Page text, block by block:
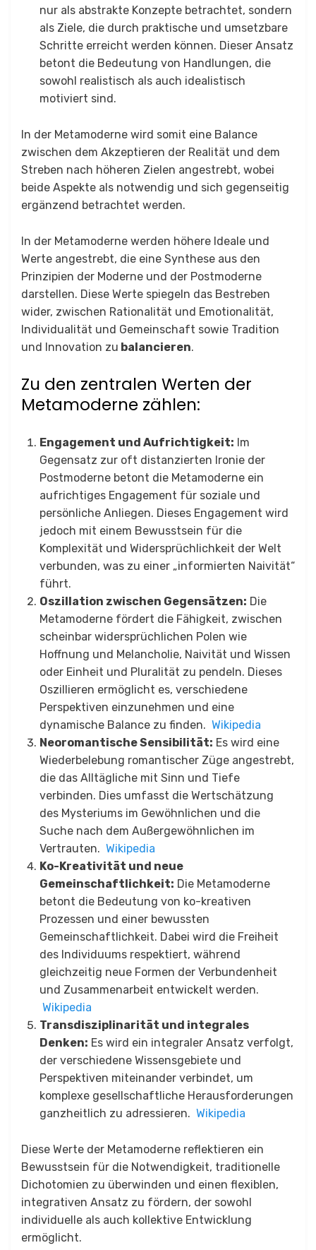
nur als abstrakte Konzepte betrachtet, sondern
als Ziele, die durch praktische und umsetzbare
Schritte erreicht werden können. Dieser Ansatz
betont die Bedeutung von Handlungen, die
sowohl realistisch als auch idealistisch
motiviert sind.
In der Metamoderne wird somit eine Balance
zwischen dem Akzeptieren der Realität und dem
Streben nach höheren Zielen angestrebt, wobei
beide Aspekte als notwendig und sich gegenseitig
ergänzend betrachtet werden.
In der Metamoderne werden höhere Ideale und
Werte angestrebt, die eine Synthese aus den
Prinzipien der Moderne und der Postmoderne
darstellen. Diese Werte spiegeln das Bestreben
wider, zwischen Rationalität und Emotionalität,
Individualität und Gemeinschaft sowie Tradition
und Innovation zu balancieren.
Zu den zentralen Werten der
Metamoderne zählen:​
Engagement und Aufrichtigkeit: Im
Gegensatz zur oft distanzierten Ironie der
Postmoderne betont die Metamoderne ein
aufrichtiges Engagement für soziale und
persönliche Anliegen. Dieses Engagement wird
jedoch mit einem Bewusstsein für die
Komplexität und Widersprüchlichkeit der Welt
verbunden, was zu einer „informierten Naivität“
führt.
Oszillation zwischen Gegensätzen: Die
Metamoderne fördert die Fähigkeit, zwischen
scheinbar widersprüchlichen Polen wie
Hoffnung und Melancholie, Naivität und Wissen
oder Einheit und Pluralität zu pendeln. Dieses
Oszillieren ermöglicht es, verschiedene
Perspektiven einzunehmen und eine
dynamische Balance zu finden. Wikipedia
Neoromantische Sensibilität: Es wird eine
Wiederbelebung romantischer Züge angestrebt,
die das Alltägliche mit Sinn und Tiefe
verbinden. Dies umfasst die Wertschätzung
des Mysteriums im Gewöhnlichen und die
Suche nach dem Außergewöhnlichen im
Vertrauten. Wikipedia
Ko-Kreativität und neue
Gemeinschaftlichkeit: Die Metamoderne
betont die Bedeutung von ko-kreativen
Prozessen und einer bewussten
Gemeinschaftlichkeit. Dabei wird die Freiheit
des Individuums respektiert, während
gleichzeitig neue Formen der Verbundenheit
und Zusammenarbeit entwickelt werden.
Wikipedia
Transdisziplinarität und integrales
Denken: Es wird ein integraler Ansatz verfolgt,
der verschiedene Wissensgebiete und
Perspektiven miteinander verbindet, um
komplexe gesellschaftliche Herausforderungen
ganzheitlich zu adressieren. Wikipedia
Diese Werte der Metamoderne reflektieren ein
Bewusstsein für die Notwendigkeit, traditionelle
Dichotomien zu überwinden und einen flexiblen,
integrativen Ansatz zu fördern, der sowohl
individuelle als auch kollektive Entwicklung
ermöglicht.